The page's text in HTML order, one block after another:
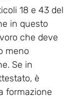
18 e 43 del
in questo
che deve
meno
Se in
è
formazione